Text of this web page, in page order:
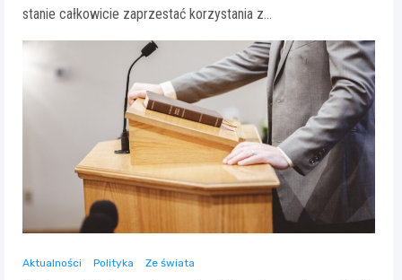
stanie całkowicie zaprzestać korzystania z…
Aktualności Polityka Ze świata